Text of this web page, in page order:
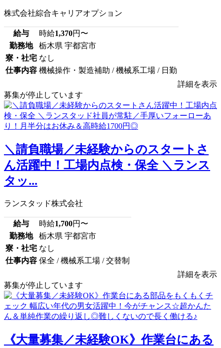
株式会社綜合キャリアオプション
給与 時給1,370円〜
勤務地
栃木県 宇都宮市
寮・社宅 なし
仕事内容 機械操作・製造補助 / 機械系工場 / 日勤
詳細を表示
募集が停止しています
＼請負職場／未経験からのスタートさ
ん活躍中！工場内点検・保全 ＼ランス
タッ...
ランスタッド株式会社
給与 時給1,700円〜
勤務地
栃木県 宇都宮市
寮・社宅 なし
仕事内容 保全 / 機械系工場 / 交替制
詳細を表示
募集が停止しています
《大量募集／未経験OK》作業台にある